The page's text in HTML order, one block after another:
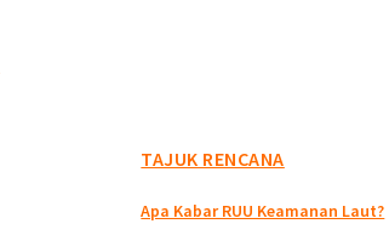
TAJUK RENCANA
Apa Kabar RUU Keamanan Laut?